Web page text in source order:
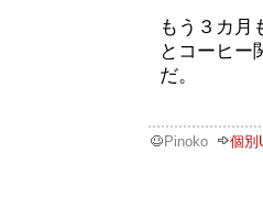
もう３カ月
とコーヒー
だ。
Pinoko 個別